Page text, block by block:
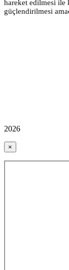
hareket edilmesi ile
güçlendirilmesi
2026
×